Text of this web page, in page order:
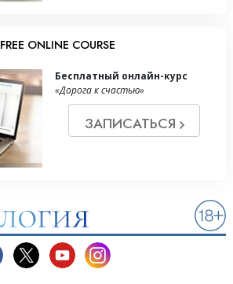
FREE ONLINE COURSE
Бесплатный онлайн-курс
«Дорога к счастью»
ЗАПИСАТЬСЯ